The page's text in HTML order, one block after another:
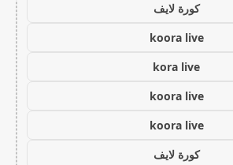
كورة لايف
koora live
kora live
koora live
koora live
كورة لايف